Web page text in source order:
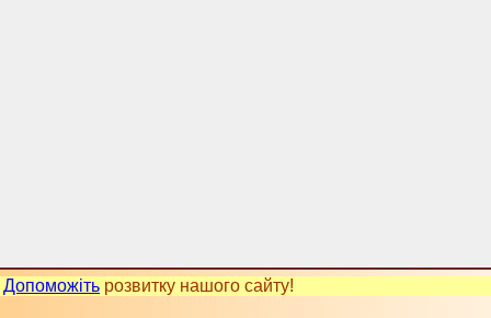
Допоможіть розвитку нашого сайту!